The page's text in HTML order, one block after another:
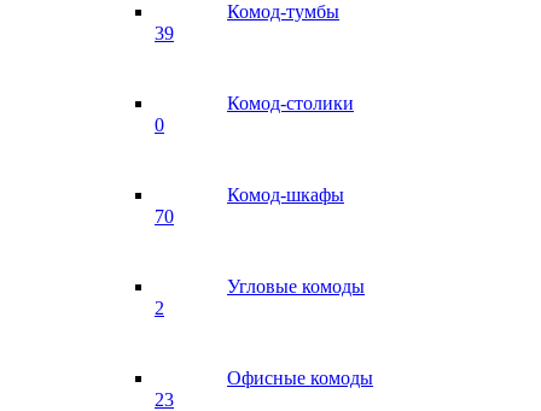
Комод-тумбы
39
Комод-столики
0
Комод-шкафы
70
Угловые комоды
2
Офисные комоды
23